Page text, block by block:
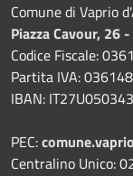
Comune di Vaprio
Piazza Cavour, 26
Codice Fiscale:
Partita IVA:
IBAN:
PEC:
Centralino Unico: